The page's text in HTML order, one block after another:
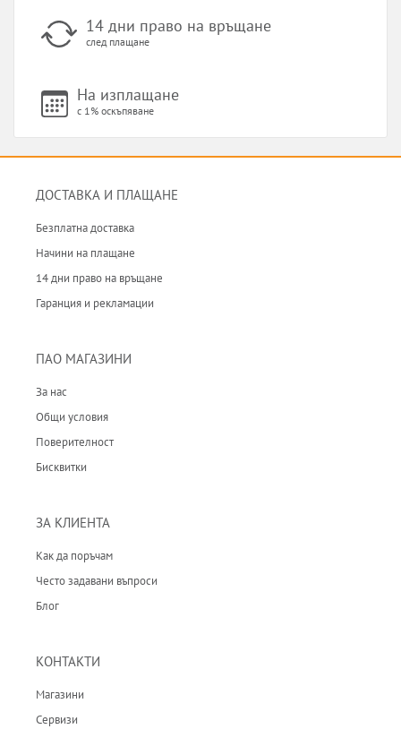
14 дни право на връщане
след плащане
На изплащане
с 1% оскъпяване
ДОСТАВКА И ПЛАЩАНЕ
Безплатна доставка
Начини на плащане
14 дни право на връщане
Гаранция и рекламации
ПАО МАГАЗИНИ
За нас
Общи условия
Поверителност
Бисквитки
ЗА КЛИЕНТА
Как да поръчам
Често задавани въпроси
Блог
КОНТАКТИ
Магазини
Сервизи